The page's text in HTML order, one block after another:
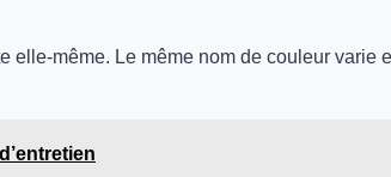
elle-même. Le même nom de couleur varie